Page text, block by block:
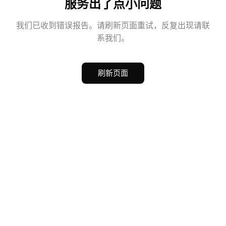
服务出了点小问题
我们已收到错误报告。请刷新页面重试，反复出现请联
系我们。
刷新页面